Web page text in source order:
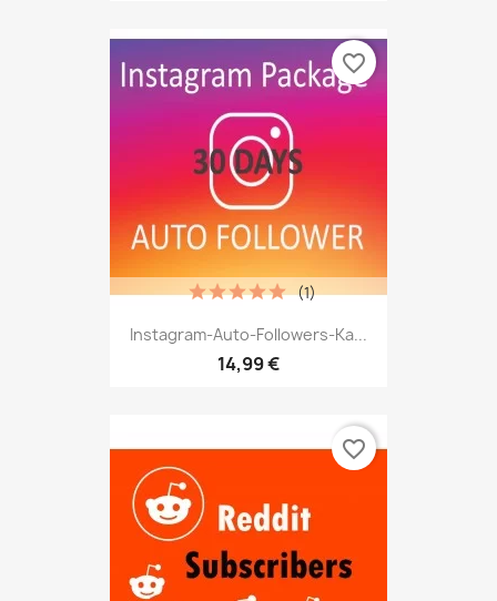
Instagram-Auto-Followers-Ka...
14,99 €
(1)
favorite_border
favorite_border